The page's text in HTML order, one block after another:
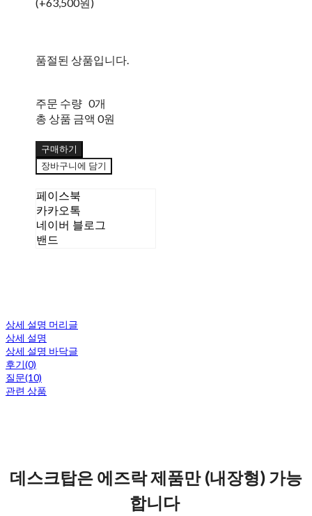
품절된 상품입니다.
주문 수량 0개
총 상품 금액 0원
구매하기
장바구니에 담기
페이스북
카카오톡
네이버 블로그
밴드
상세 설명 머리글
상세 설명
상세 설명 바닥글
후기(0)
질문(10)
관련 상품
데스크탑은 에즈락 제품만 (내장형) 가능
합니다